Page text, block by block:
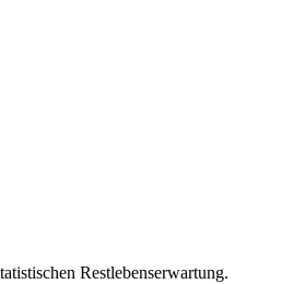
Restlebenserwartung.